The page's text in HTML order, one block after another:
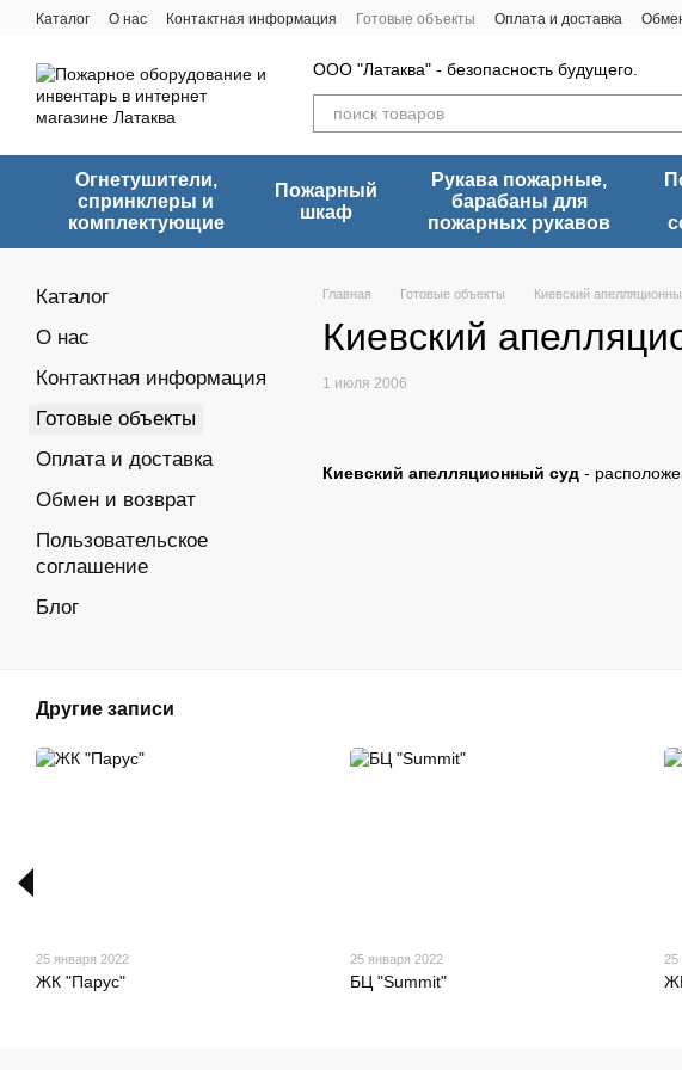
Перейти к основному контенту
Каталог О нас Контактная информация Готовые объекты Оплата и доставка
ООО "Латаква" - безопасность будущего.
Огнетушители,
спринклеры и
комплектующие
Пожарный
шкаф
Рукава пожарные,
барабаны для
пожарных рукавов
Главная Готовые объекты Киевский
Киевский
1 июля 2006
Киевский апелляционный суд -
Каталог
О нас
Контактная информация
Готовые объекты
Оплата и доставка
Обмен и возврат
Пользовательское
соглашение
Блог
Другие записи
25 января 2022
ЖК "Парус"
25 января 2022
БЦ "Summit"
25